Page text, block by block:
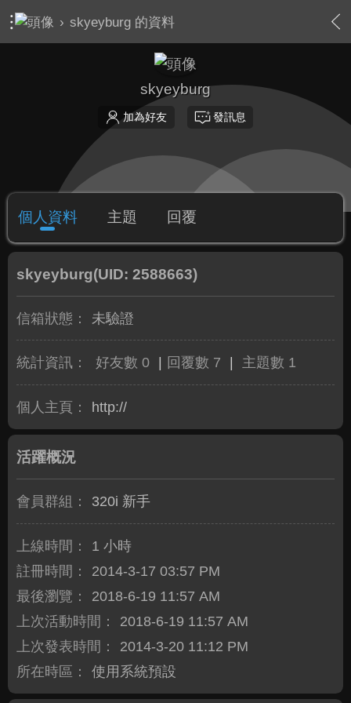
› skyeyburg 的資料
skyeyburg
加為好友 發訊息
個人資料 主題 回覆
skyeyburg(UID: 2588663)
信箱狀態： 未驗證
統計資訊： 好友數 0 回覆數 7 主題數 1
個人主頁： http://
活躍概況
會員群組： 320i 新手
上線時間：
1 小時
註冊時間：
2014-3-17 03:57 PM
最後瀏覽：
2018-6-19 11:57 AM
上次活動時間：
2018-6-19 11:57 AM
上次發表時間：
2014-3-20 11:12 PM
所在時區：
使用系統預設